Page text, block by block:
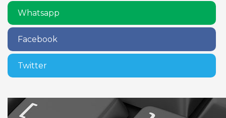
Whatsapp
Facebook
Twitter